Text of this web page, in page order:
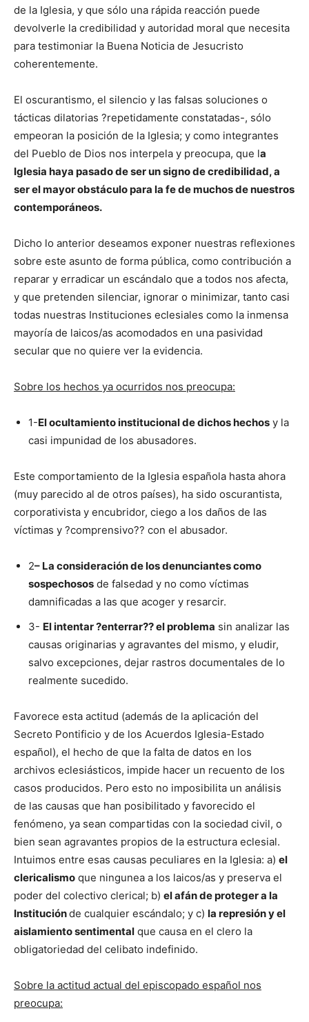
de la Iglesia, y que sólo una rápida reacción puede
devolverle la credibilidad y autoridad moral que necesita
para testimoniar la Buena Noticia de Jesucristo
coherentemente.
El oscurantismo, el silencio y las falsas soluciones o
tácticas dilatorias ?repetidamente constatadas-, sólo
empeoran la posición de la Iglesia; y como integrantes
del Pueblo de Dios nos interpela y preocupa, que la
Iglesia haya pasado de ser un signo de credibilidad, a
ser el mayor obstáculo para la fe de muchos de nuestros
contemporáneos.
Dicho lo anterior deseamos exponer nuestras reflexiones
sobre este asunto de forma pública, como contribución a
reparar y erradicar un escándalo que a todos nos afecta,
y que pretenden silenciar, ignorar o minimizar, tanto casi
todas nuestras Instituciones eclesiales como la inmensa
mayoría de laicos/as acomodados en una pasividad
secular que no quiere ver la evidencia.
Sobre los hechos ya ocurridos nos preocupa:
1-El ocultamiento institucional de dichos hechos y la
casi impunidad de los abusadores.
Este comportamiento de la Iglesia española hasta ahora
(muy parecido al de otros países), ha sido oscurantista,
corporativista y encubridor, ciego a los daños de las
víctimas y ?comprensivo?? con el abusador.
2– La consideración de los denunciantes como
sospechosos de falsedad y no como víctimas
damnificadas a las que acoger y resarcir.
3- El intentar ?enterrar?? el problema sin analizar las
causas originarias y agravantes del mismo, y eludir,
salvo excepciones, dejar rastros documentales de lo
realmente sucedido.
Favorece esta actitud (además de la aplicación del
Secreto Pontificio y de los Acuerdos Iglesia-Estado
español), el hecho de que la falta de datos en los
archivos eclesiásticos, impide hacer un recuento de los
casos producidos. Pero esto no imposibilita un análisis
de las causas que han posibilitado y favorecido el
fenómeno, ya sean compartidas con la sociedad civil, o
bien sean agravantes propios de la estructura eclesial.
Intuimos entre esas causas peculiares en la Iglesia: a) el
clericalismo que ningunea a los laicos/as y preserva el
poder del colectivo clerical; b) el afán de proteger a la
Instituciónde cualquier escándalo; y c) la represión y el
aislamiento sentimental que causa en el clero la
obligatoriedad del celibato indefinido.
Sobre la actitud actual del episcopado español nos
preocupa: